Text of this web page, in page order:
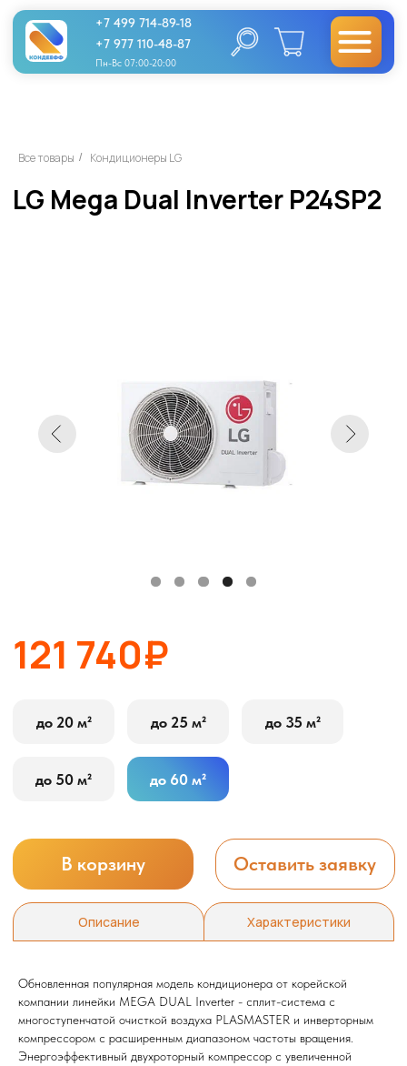
+7 499 714-89-18
+7 977 110-48-87
Пн-Вс 07:00-20:00
Все товары / Кондиционеры LG
Описание
Обновленная популярная модель кондиционера от корейской
компании линейки MEGA DUAL Inverter - сплит-система с
многоступенчатой очисткой воздуха PLASMASTER и инверторным
компрессором с расширенным диапазоном частоты вращения.
Энергоэффективный двухроторный компрессор с увеличенной
Мы всегда рады вам помочь